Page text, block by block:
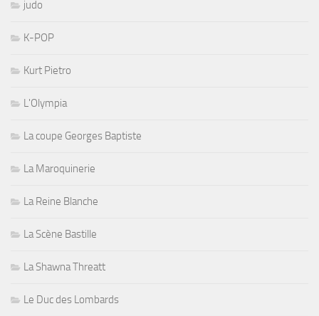
judo
K-POP
Kurt Pietro
L'Olympia
La coupe Georges Baptiste
La Maroquinerie
La Reine Blanche
La Scène Bastille
La Shawna Threatt
Le Duc des Lombards